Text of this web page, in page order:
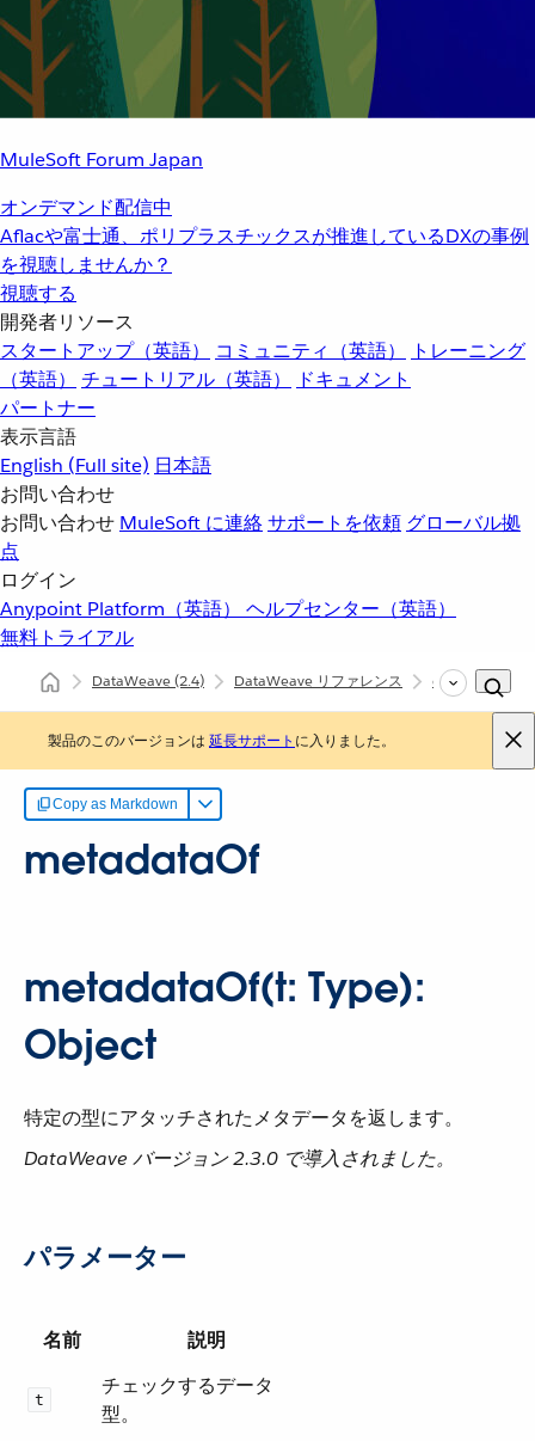
MuleSoft Forum Japan
オンデマンド配信中
Aflacや富士通、ポリプラスチックスが推進しているDXの事例
を視聴しませんか？
視聴する
開発者リソース
スタートアップ（英語）
コミュニティ（英語）
トレーニング
（英語）
チュートリアル（英語）
ドキュメント
パートナー
表示言語
English (Full site) 日本語
お問い合わせ
お問い合わせ MuleSoft に連絡サポートを依頼 グローバル拠
点
ログイン
Anypoint Platform（英語） ヘルプセンター（英語）
無料トライアル
DataWeave(2.4) DataWeave リファレンス dw::core::Types
製品のこのバージョンは 延長サポート に入りました。
Copy as Markdown
metadataOf
metadataOf(t: Type):
Object
特定の型にアタッチされたメタデータを返します。
DataWeave バージョン 2.3.0 で導入されました。
パラメーター
名前 説明
t
チェックするデータ
型。